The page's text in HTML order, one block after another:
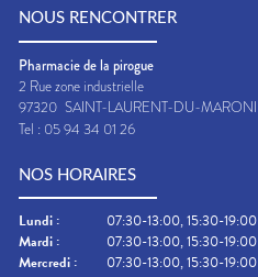
NOUS RENCONTRER
Pharmacie de la pirogue
2 Rue zone industrielle
97320 SAINT-LAURENT-DU-MARONI
Tel : 05 94 34 01 26
NOS HORAIRES
Lundi :
07:30-13:00, 15:30-19:00
Mardi :
07:30-13:00, 15:30-19:00
Mercredi :
07:30-13:00, 15:30-19:00